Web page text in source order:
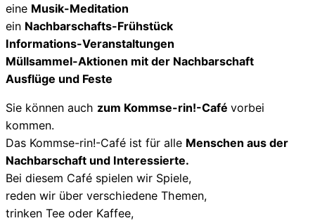
eine Musik-Meditation
ein Nachbarschafts-Frühstück
Informations-Veranstaltungen
Müllsammel-Aktionen mit der Nachbarschaft
Ausflüge und Feste
Sie können auch zum Kommse-rin!-Café vorbei
kommen.
Das Kommse-rin!-Café ist für alle Menschen aus der
Nachbarschaft und Interessierte.
Bei diesem Café spielen wir Spiele,
reden wir über verschiedene Themen,
trinken Tee oder Kaffee,